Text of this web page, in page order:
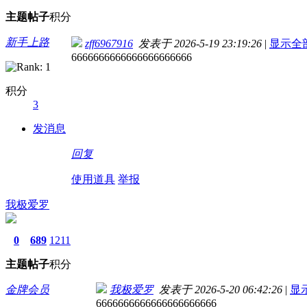
主题帖子积分
新手上路
积分
3
发消息
zff6967916 发表于 2026-5-19 23:19:26 | 显示全
6666666666666666666666
回复
使用道具 举报
我极爱罗
0
主题
689
帖子
1211
积分
金牌会员 我极爱罗发表于 2026-5-20 06:42:26 | 显
6666666666666666666666